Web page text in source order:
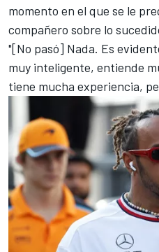
momento en el que se le
compañero sobre lo
"[No pasó] Nada. Es
muy inteligente, entiende
tiene mucha experiencia,